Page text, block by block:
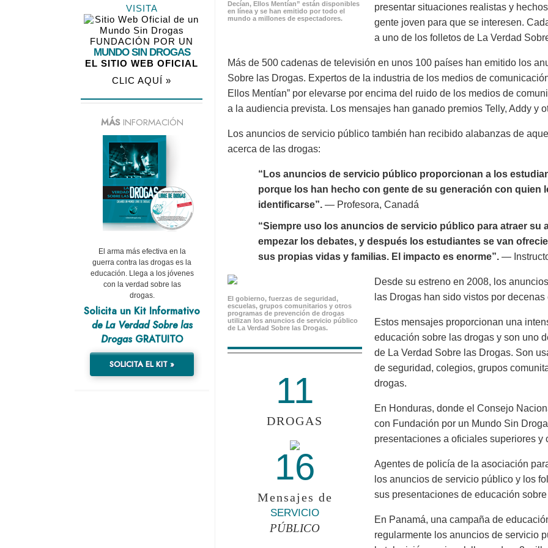
Decían, Ellos Mentían” están disponibles
en línea y se han emitido por todo el
mundo a millones de espectadores.
presentar situaciones realistas y
gente joven para que se interesen.
a uno de los folletos de La Verdad
Más de 500 cadenas de televisión en unos 100 países han emitido los
Sobre las Drogas. Expertos de la industria de los medios de
Ellos Mentían” por elevarse por encima del ruido de los medios de
a la audiencia prevista. Los mensajes han ganado premios Telly, Addy y
Los anuncios de servicio público también han recibido alabanzas de
acerca de las drogas:
“Los anuncios de servicio público proporcionan a los
porque los han hecho con gente de su generación con quien
identificarse”. — Profesora, Canadá
“Siempre uso los anuncios de servicio público para atraer su
empezar los debates, y después los estudiantes se van
sus propias vidas y familias. El impacto es enorme”. —
El gobierno, fuerzas de seguridad,
escuelas, grupos comunitarios y otros
programas de prevención de drogas
utilizan los anuncios de servicio público
de La Verdad Sobre las Drogas.
11
DROGAS
16
Mensajes de
SERVICIO
PÚBLICO
Desde su estreno en 2008, los
las Drogas han sido vistos por
Estos mensajes proporcionan una
educación sobre las drogas y son uno
de La Verdad Sobre las Drogas. Son
de seguridad, colegios, grupos
drogas.
En Honduras, donde el Consejo
con Fundación por un Mundo Sin
presentaciones a oficiales superiores y
Agentes de policía de la asociación
los anuncios de servicio público y los
sus presentaciones de educación
En Panamá, una campaña de
regularmente los anuncios de servicio
VISITA
FUNDACIÓN POR UN
MUNDO SIN DROGAS
EL SITIO WEB OFICIAL
CLIC AQUÍ »
MÁSINFORMACIÓN
El arma más efectiva en la
guerra contra las drogas es la
educación. Llega a los jóvenes
con la verdad sobre las
drogas.
Solicita un Kit Informativo
de La Verdad Sobre las
DrogasGRATUITO
SOLICITA EL KIT »